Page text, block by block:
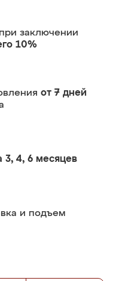
при заключении
10%
от 7 дней
3, 4, 6 месяцев
и подъем